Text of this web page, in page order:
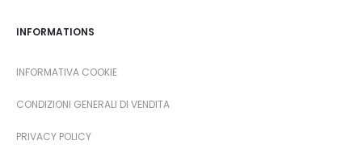
INFORMATIONS
INFORMATIVA COOKIE
CONDIZIONI GENERALI DI VENDITA
PRIVACY POLICY